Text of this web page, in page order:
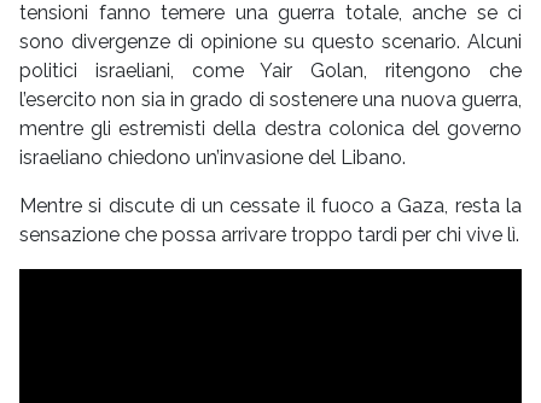
tensioni fanno temere una guerra totale, anche se ci
sono divergenze di opinione su questo scenario. Alcuni
politici israeliani, come Yair Golan, ritengono che
l’esercito non sia in grado di sostenere una nuova guerra,
mentre gli estremisti della destra colonica del governo
israeliano chiedono un’invasione del Libano.
Mentre si discute di un cessate il fuoco a Gaza, resta la
sensazione che possa arrivare troppo tardi per chi vive lì.